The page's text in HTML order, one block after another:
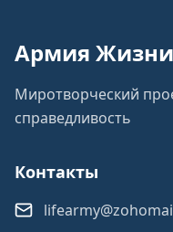
Армия Жизни
Миротворческий
справедливость
Контакты